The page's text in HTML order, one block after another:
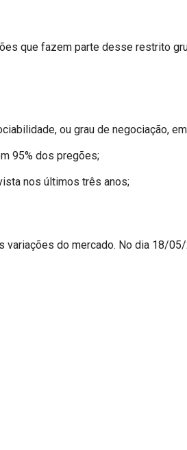
que fazem parte desse restrito
ou grau de negociação,
95% dos pregões;
nos últimos três anos;
do mercado. No dia 18/